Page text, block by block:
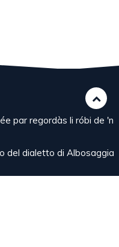
par regordàs li róbi de 'n
del dialetto di Albosaggia